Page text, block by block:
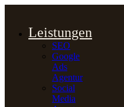
springenLeistungen
SEO
Google
Ads
Agentur
Social
Media